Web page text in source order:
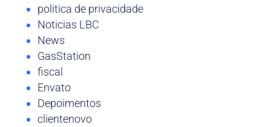
politica de privacidade
Noticias LBC
News
GasStation
fiscal
Envato
Depoimentos
clientenovo